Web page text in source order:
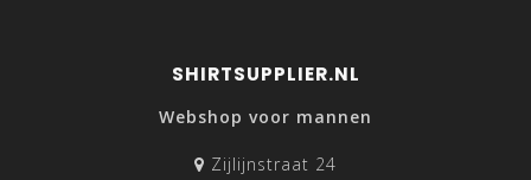
SHIRTSUPPLIER.NL
Webshop voor mannen
Zijlijnstraat 24